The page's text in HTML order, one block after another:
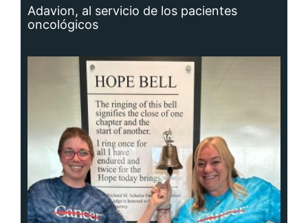
Adavion, al servicio de los pacientes
oncológicos